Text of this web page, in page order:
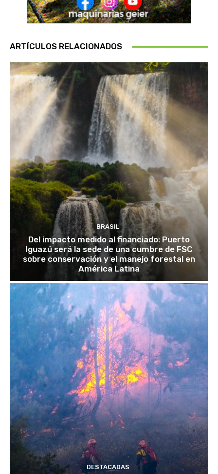
ARTÍCULOS RELACIONADOS
BRASIL
Del impacto medido al financiado: Puerto
Iguazú será la sede de una cumbre de FSC
sobre conservación y el manejo forestal en
América Latina
DESTACADAS